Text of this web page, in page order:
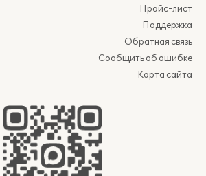
Прайс-лист
Поддержка
Обратная связь
Сообщить об ошибке
Карта сайта